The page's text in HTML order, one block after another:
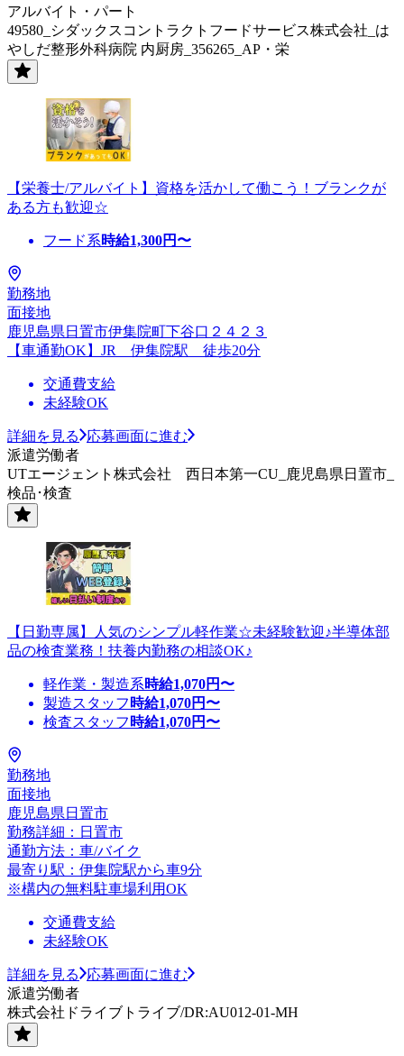
アルバイト・パート
49580_シダックスコントラクトフードサービス株式会社_は
やしだ整形外科病院 内厨房_356265_AP・栄
【栄養士/アルバイト】資格を活かして働こう！ブランクが
ある方も歓迎☆
フード系時給1,300円〜
勤務地
面接地
鹿児島県日置市伊集院町下谷口２４２３
【車通勤OK】JR 伊集院駅 徒歩20分
交通費支給
未経験OK
詳細を見る
応募画面に進む
派遣労働者
UTエージェント株式会社 西日本第一CU_鹿児島県日置市_
検品･検査
【日勤専属】人気のシンプル軽作業☆未経験歓迎♪半導体部
品の検査業務！扶養内勤務の相談OK♪
軽作業・製造系時給1,070円〜
製造スタッフ 時給1,070円〜
検査スタッフ 時給1,070円〜
勤務地
面接地
鹿児島県日置市
勤務詳細：日置市
通勤方法：車/バイク
最寄り駅：伊集院駅から車9分
※構内の無料駐車場利用OK
交通費支給
未経験OK
詳細を見る
応募画面に進む
派遣労働者
株式会社ドライブトライブ/DR:AU012-01-MH